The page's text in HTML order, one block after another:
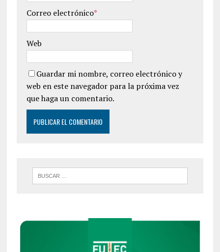
Correo electrónico*
Web
Guardar mi nombre, correo electrónico y
web en este navegador para la próxima vez
que haga un comentario.